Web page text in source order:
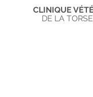
CLINIQUE
DE LA TORSE